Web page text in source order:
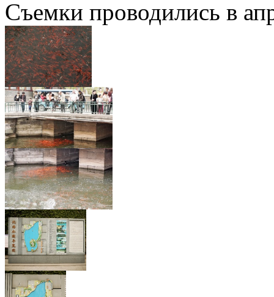
Съемки проводились в